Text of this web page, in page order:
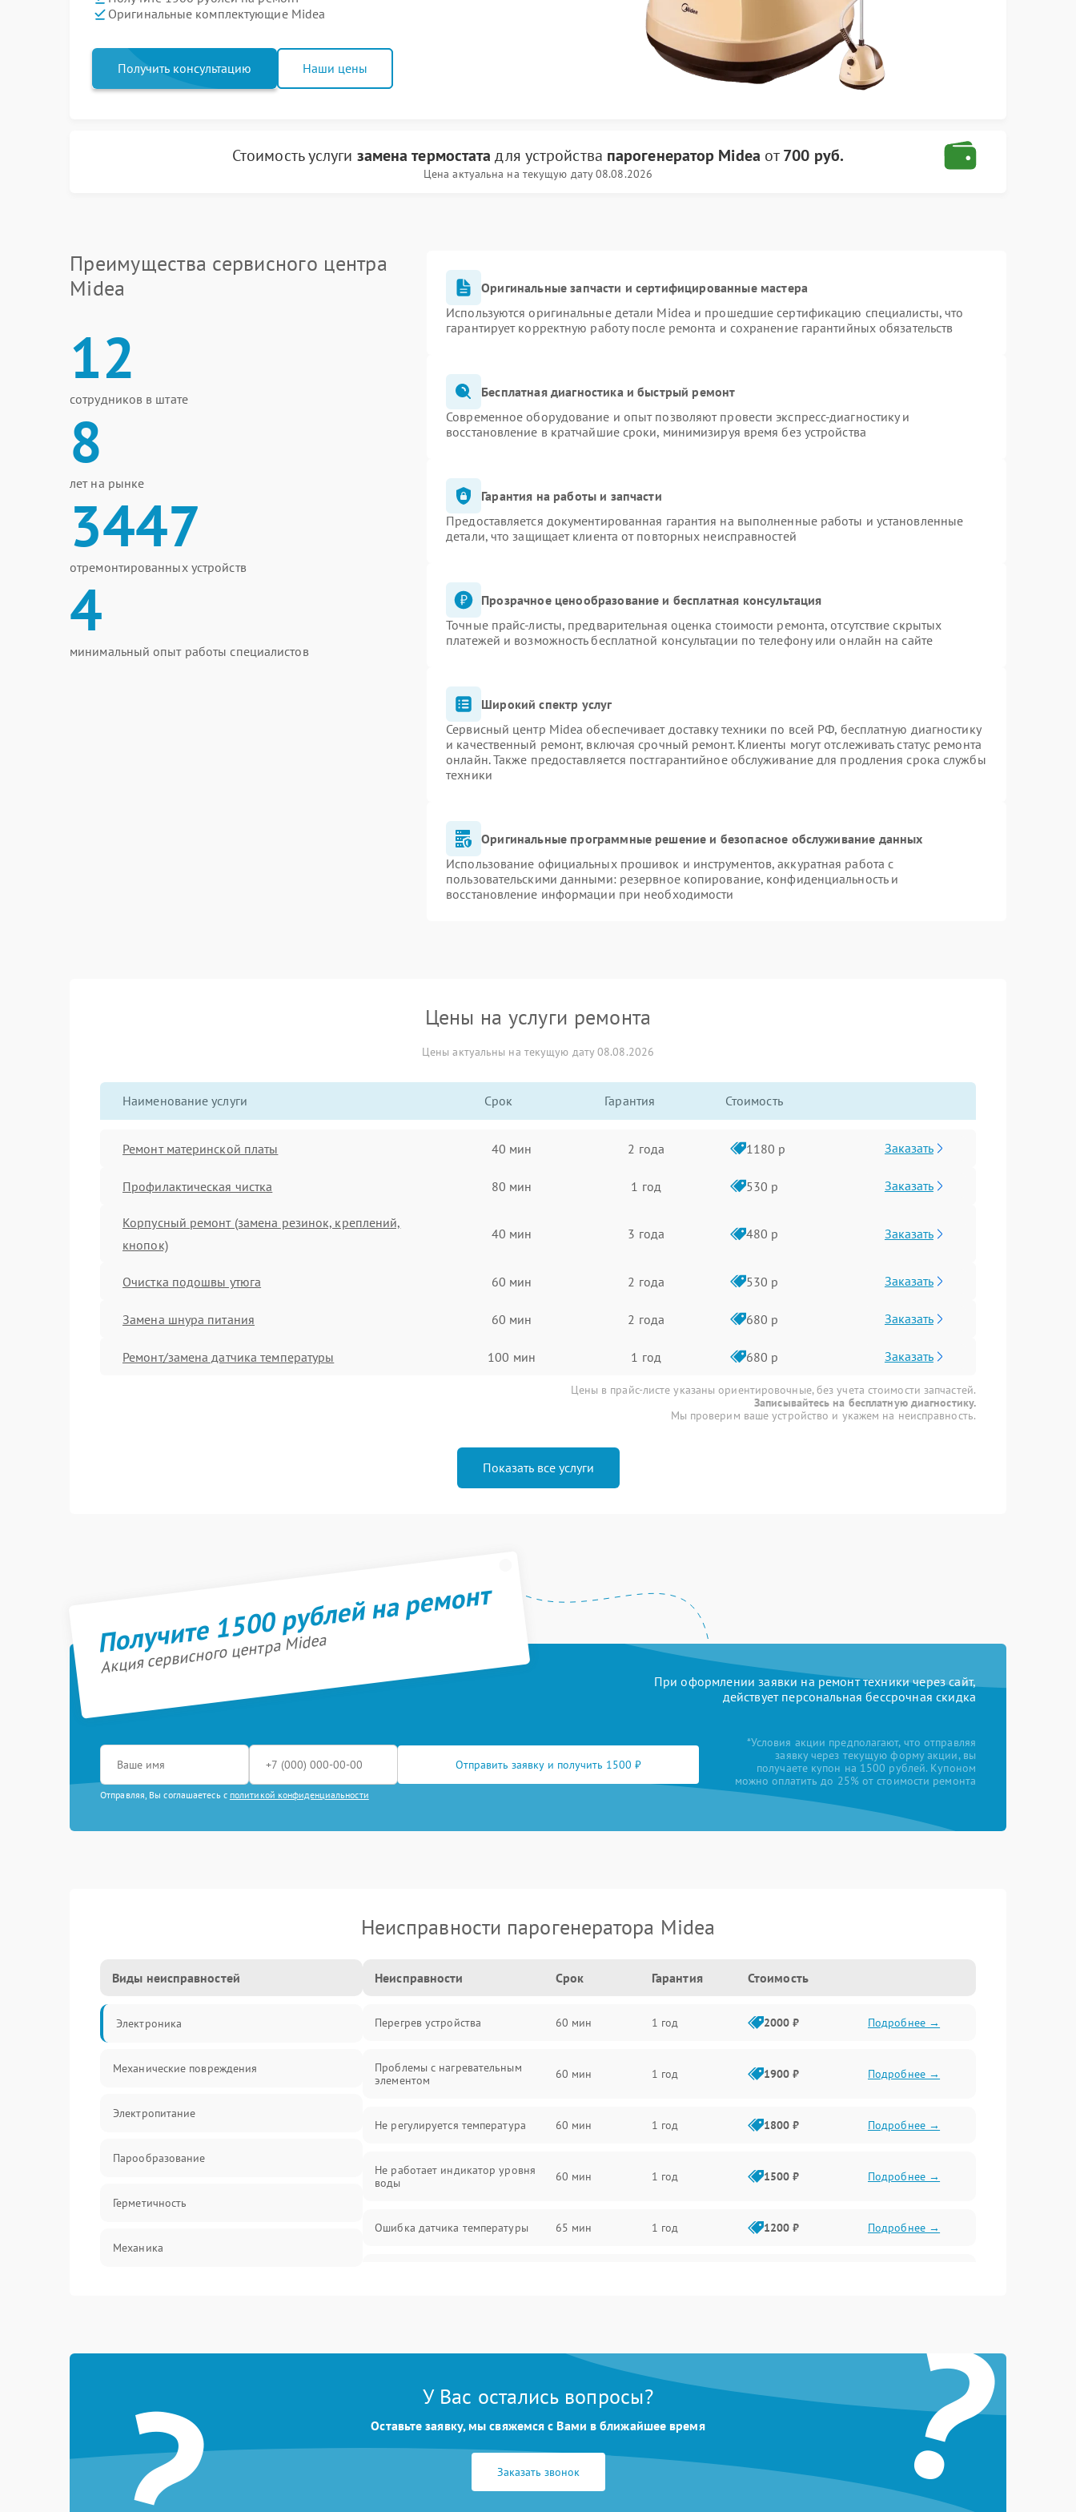
Оригинальные комплектующие Midea
Получить консультацию Наши цены
Стоимость услуги замена термостата для устройства парогенератор Midea от700 руб.
Цена актуальна на текущую дату 08.08.2026
Преимущества сервисного центра
Midea
12
сотрудников в штате
8
лет на рынке
3447
отремонтированных устройств
4
минимальный опыт работы специалистов
Оригинальные запчасти и сертифицированные мастера
Используются оригинальные детали Midea и прошедшие сертификацию специалисты, что
гарантирует корректную работу после ремонта и сохранение гарантийных обязательств
Бесплатная диагностика и быстрый ремонт
Современное оборудование и опыт позволяют провести экспресс-диагностику и
восстановление в кратчайшие сроки, минимизируя время без устройства
Гарантия на работы и запчасти
Предоставляется документированная гарантия на выполненные работы и установленные
детали, что защищает клиента от повторных неисправностей
Прозрачное ценообразование и бесплатная консультация
Точные прайс-листы, предварительная оценка стоимости ремонта, отсутствие скрытых
платежей и возможность бесплатной консультации по телефону или онлайн на сайте
Широкий спектр услуг
Сервисный центр Midea обеспечивает доставку техники по всей РФ, бесплатную диагностику
и качественный ремонт, включая срочный ремонт. Клиенты могут отслеживать статус ремонта
онлайн. Также предоставляется постгарантийное обслуживание для продления срока службы
техники
Оригинальные программные решение и безопасное обслуживание данных
Использование официальных прошивок и инструментов, аккуратная работа с
пользовательскими данными: резервное копирование, конфиденциальность и
восстановление информации при необходимости
Цены на услуги ремонта
Цены актуальны на текущую дату 08.08.2026
Наименование услуги Срок Гарантия Стоимость
Ремонт материнской платы 40 мин 2 года 1180 р Заказать
Профилактическая чистка 80 мин 1 год 530 р Заказать
Корпусный ремонт (замена резинок, креплений,
кнопок)
40 мин 3 года 480 р Заказать
Очистка подошвы утюга 60 мин 2 года 530 р Заказать
Замена шнура питания 60 мин 2 года 680 р Заказать
Ремонт/замена датчика температуры 100 мин 1 год 680 р Заказать
Цены в прайс-листе указаны ориентировочные, без учета стоимости запчастей.
Записывайтесь на бесплатную диагностику.
Мы проверим ваше устройство и укажем на неисправность.
Показать все услуги
Получите 1500 рублей на ремонт
Акция сервисного центра Midea
При оформлении заявки на ремонт техники через сайт,
действует персональная бессрочная скидка
Отправить заявку и получить 1500 ₽
Отправляя, Вы соглашаетесь с политикой конфиденциальности
*Условия акции предполагают, что отправляя
заявку через текущую форму акции, вы
получаете купон на 1500 рублей. Купоном
можно оплатить до 25% от стоимости ремонта
Неисправности парогенератора Midea
Виды неисправностей
Электроника
Механические повреждения
Электропитание
Парообразование
Герметичность
Механика
Неисправности Срок Гарантия Стоимость
Перегрев устройства 60 мин 1 год 2000 ₽ Подробнее →
Проблемы с нагревательным
элементом
60 мин 1 год 1900 ₽ Подробнее →
Не регулируется температура 60 мин 1 год 1800 ₽ Подробнее →
Не работает индикатор уровня
воды
60 мин 1 год 1500 ₽ Подробнее →
Ошибка датчика температуры 65 мин 1 год 1200 ₽ Подробнее →
70 мин Подробнее →
Не сохраняет настройки 65 мин Подробнее →
Не включается 60 мин Подробнее →
Подробнее →
?
У Вас остались вопросы?
Оставьте заявку, мы свяжемся с Вами в ближайшее время
Заказать звонок